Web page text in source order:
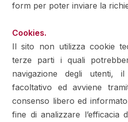
form per poter inviare la
Cookies.
Il sito non utilizza cookie
terze parti i quali
navigazione degli utenti,
facoltativo ed avviene
consenso libero ed
fine di analizzare l’efficacia